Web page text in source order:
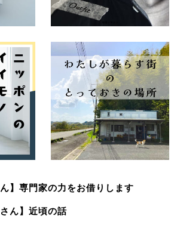
】専門家の力をお借りします
ん】近頃の話